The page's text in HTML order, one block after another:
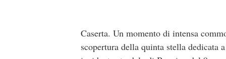
Caserta. Un momento di intensa
scopertura della quinta stella dedicata